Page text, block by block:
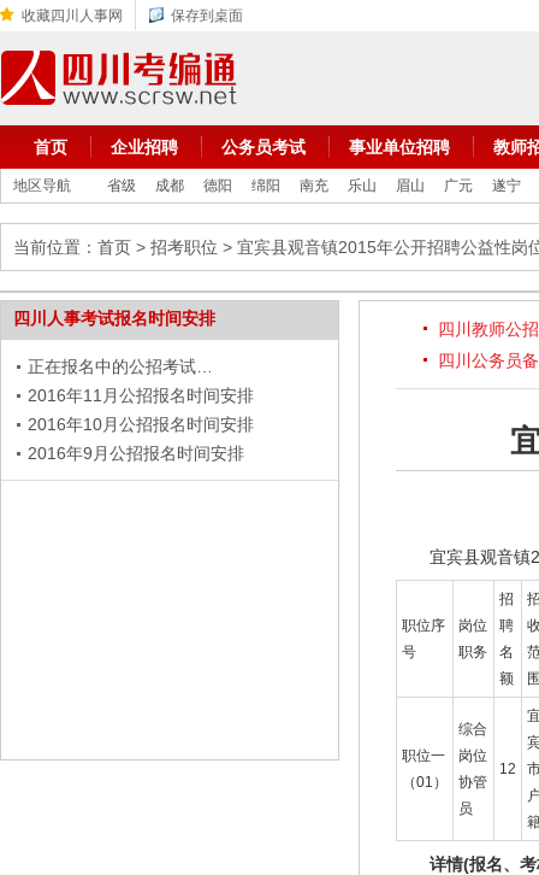
收藏四川人事网 保存到桌面
首页 企业招聘 公务员考试 事业单位招聘 教师
地区导航 省级 成都 德阳 绵阳 南充 乐山 眉山 广元 遂宁
当前位置： 首页 > 招考职位 > 宜宾县观音镇2015年公开招聘公益性岗
四川人事考试报名时间安排
正在报名中的公招考试…
2016年11月公招报名时间安排
2016年10月公招报名时间安排
2016年9月公招报名时间安排
四川教师公
四川公务员
宜宾县观音镇
职位序
号
岗位
职务
招
聘
名
额
职位一
（01）
综合
岗位
协管
员
12
详情(报名、